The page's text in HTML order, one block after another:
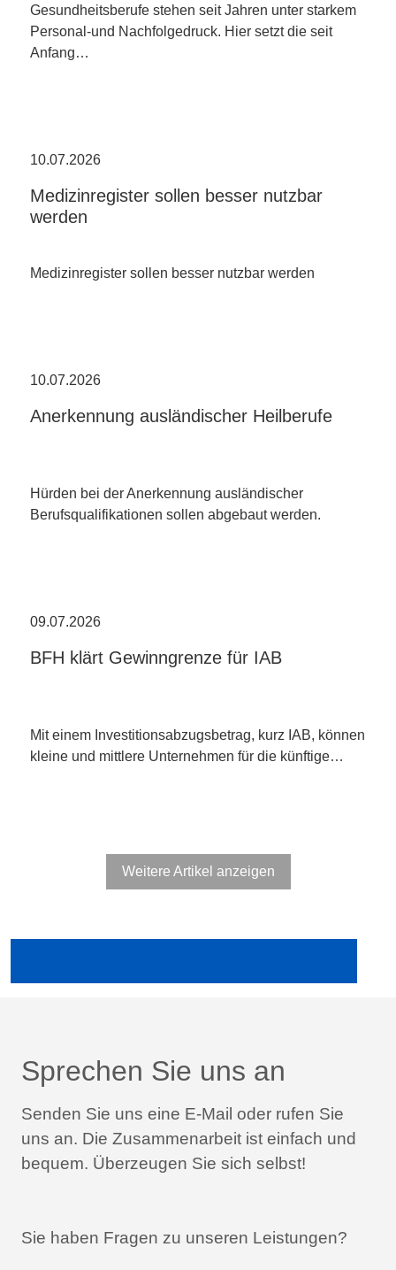
Gesundheitsberufe stehen seit Jahren unter starkem
Personal-und Nachfolgedruck. Hier setzt die seit
Anfang…
10.07.2026
Medizinregister sollen besser nutzbar
werden
Medizinregister sollen besser nutzbar werden
10.07.2026
Anerkennung ausländischer Heilberufe
Hürden bei der Anerkennung ausländischer
Berufsqualifikationen sollen abgebaut werden.
09.07.2026
BFH klärt Gewinngrenze für IAB
Mit einem Investitionsabzugsbetrag, kurz IAB, können
kleine und mittlere Unternehmen für die künftige…
Weitere Artikel anzeigen
Sprechen Sie uns an
Senden Sie uns eine E-Mail oder rufen Sie
uns an. Die Zusammenarbeit ist einfach und
bequem. Überzeugen Sie sich selbst!
Sie haben Fragen zu unseren Leistungen?